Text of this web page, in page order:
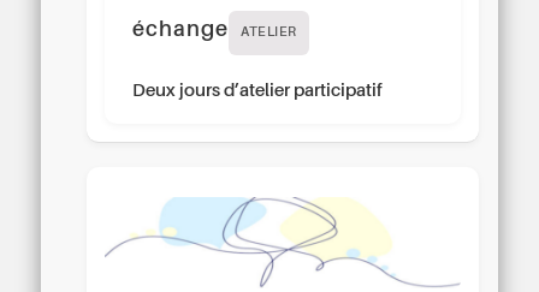
échange
ATELIER
Deux jours d’atelier participatif